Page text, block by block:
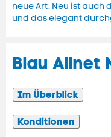
neue Art. Neu ist auch
und das elegant
Blau Allnet
Im Überblick
Konditionen